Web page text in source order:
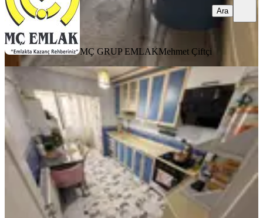
MÇ GRUP EMLAKMehmet Çiftçi
Ara
MANZARALI
Hayal'den 3+1 Geniş Balkonlu Ön
Cepheli Merkez Konumunda Daire
Sincan, Maraşal Çakmak Mahallesi
3+1· 120 m²·3. Kat·27.07.2026
4.249.000 ₺
Elit Hayal GayrimenkulKamber Dikbaş